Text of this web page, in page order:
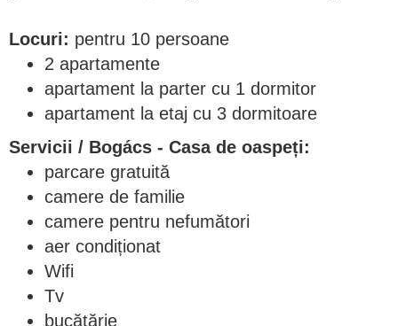
Locuri: pentru 10 persoane
2 apartamente
apartament la parter cu 1 dormitor
apartament la etaj cu 3 dormitoare
Servicii / Bogács - Casa de oaspeți:
parcare gratuită
camere de familie
camere pentru nefumători
aer condiționat
Wifi
Tv
bucătărie